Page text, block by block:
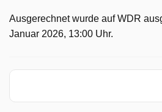
Ausgerechnet wurde auf WDR
Januar 2026, 13:00 Uhr.